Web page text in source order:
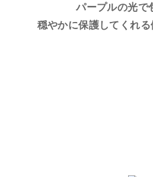
パープルの光で
穏やかに保護してくれ